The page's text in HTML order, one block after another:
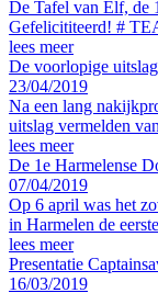
De Tafel van Elf, de
Gefelicititeerd! #
lees meer
De voorlopige uitslag
23/04/2019
Na een lang
uitslag vermelden
lees meer
De 1e Harmelense
07/04/2019
Op 6 april was het
in Harmelen de
lees meer
Presentatie
16/03/2019